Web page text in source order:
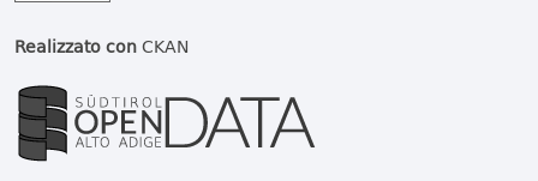
Realizzato conCKAN